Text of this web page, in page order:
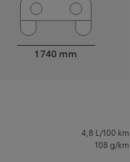
1 740 mm
4,8 L/100 km
108 g/km